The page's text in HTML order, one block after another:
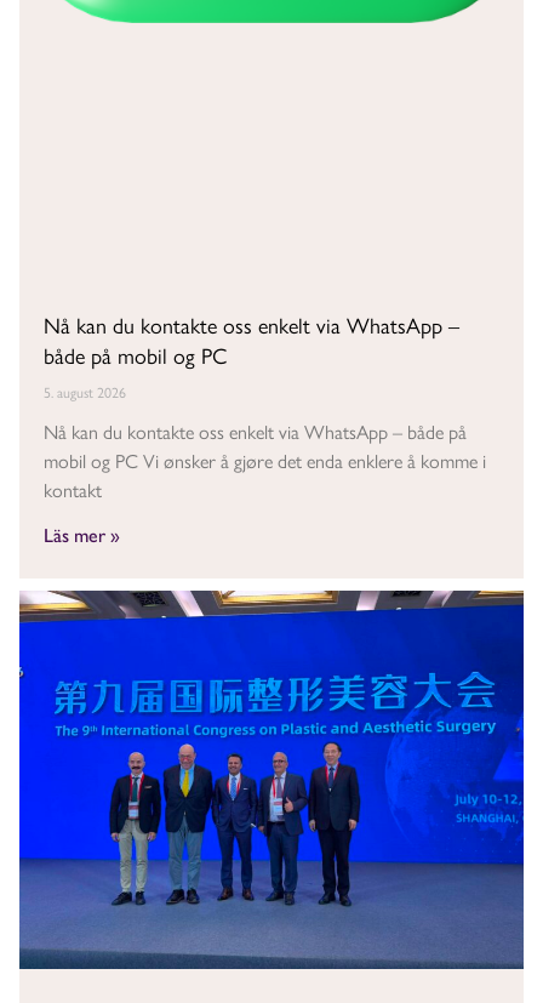
Nå kan du kontakte oss enkelt via WhatsApp –
både på mobil og PC
5. august 2026
Nå kan du kontakte oss enkelt via WhatsApp – både på
mobil og PC Vi ønsker å gjøre det enda enklere å komme i
kontakt
Läs mer »